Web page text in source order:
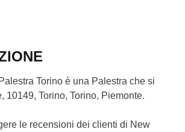
Torino è una Palestra che si
10149, Torino, Torino, Piemonte.
le recensioni dei clienti di New